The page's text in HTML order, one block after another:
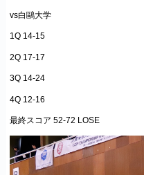
vs白鷗大学
1Q 14-15
2Q 17-17
3Q 14-24
4Q 12-16
最終スコア 52-72 LOSE